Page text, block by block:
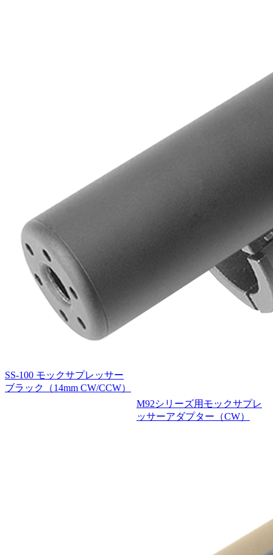
M92シリーズ用モックサプレ
ッサーアダプター（CW）
SS-100 モックサプレッサー
ブラック（14mm CW/CCW）